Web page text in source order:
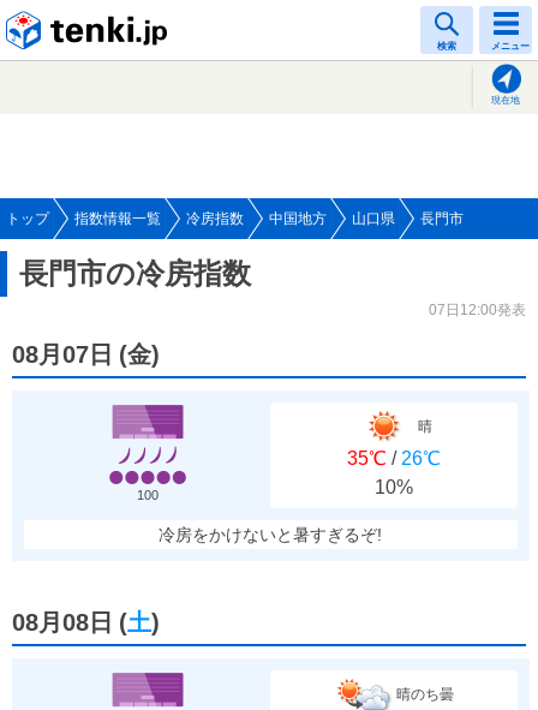
検索 メニュー
現在地
トップ 指数情報一覧 冷房指数 中国地方 山口県 長門市
長門市の冷房指数
07日12:00発表
08月07日 (金)
100
晴
35℃ / 26℃
10%
冷房をかけないと暑すぎるぞ!
08月08日 (土)
晴のち曇